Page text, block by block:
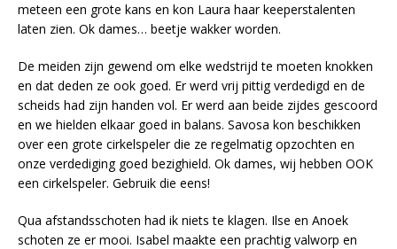
meteen een grote kans en kon Laura haar keeperstalenten
laten zien. Ok dames… beetje wakker worden.
De meiden zijn gewend om elke wedstrijd te moeten knokken
en dat deden ze ook goed. Er werd vrij pittig verdedigd en de
scheids had zijn handen vol. Er werd aan beide zijdes gescoord
en we hielden elkaar goed in balans. Savosa kon beschikken
over een grote cirkelspeler die ze regelmatig opzochten en
onze verdediging goed bezighield. Ok dames, wij hebben OOK
een cirkelspeler. Gebruik die eens!
Qua afstandsschoten had ik niets te klagen. Ilse en Anoek
schoten ze er mooi. Isabel maakte een prachtig valworp en